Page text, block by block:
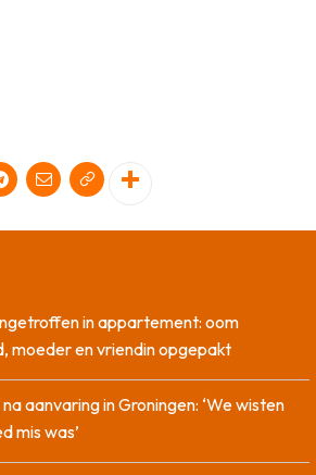
in appartement: oom
moeder en vriendin opgepakt
aanvaring in Groningen: ‘We wisten
mis was’